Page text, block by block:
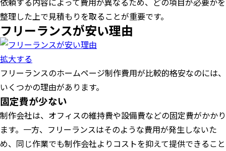
整理した上で見積もりを取ることが重要です。
フリーランスが安い理由
拡大する
フリーランスのホームページ制作費用が比較的格安なのには、
いくつかの理由があります。
固定費が少ない
制作会社は、オフィスの維持費や設備費などの固定費がかかり
ます。一方、フリーランスはそのような費用が発生しないた
め、同じ作業でも制作会社よりコストを抑えて提供できること